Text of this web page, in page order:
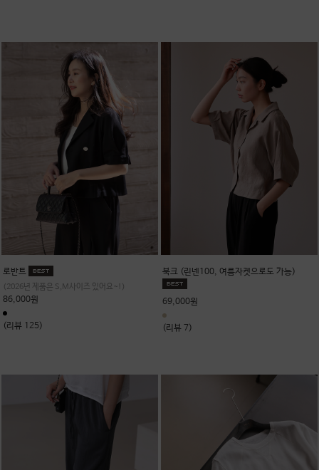
로반트
(2026년 제품은 S,M사이즈 있어요~!)
86,000원
(리뷰 125)
북크 (린넨100, 여름자켓으로도 가능)
69,000원
(리뷰 7)